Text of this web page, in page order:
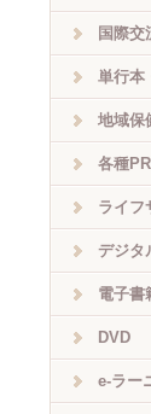
国際交
単行本
地域保
各種
ライフ
デジタ
電子書
DVD
e-ラー